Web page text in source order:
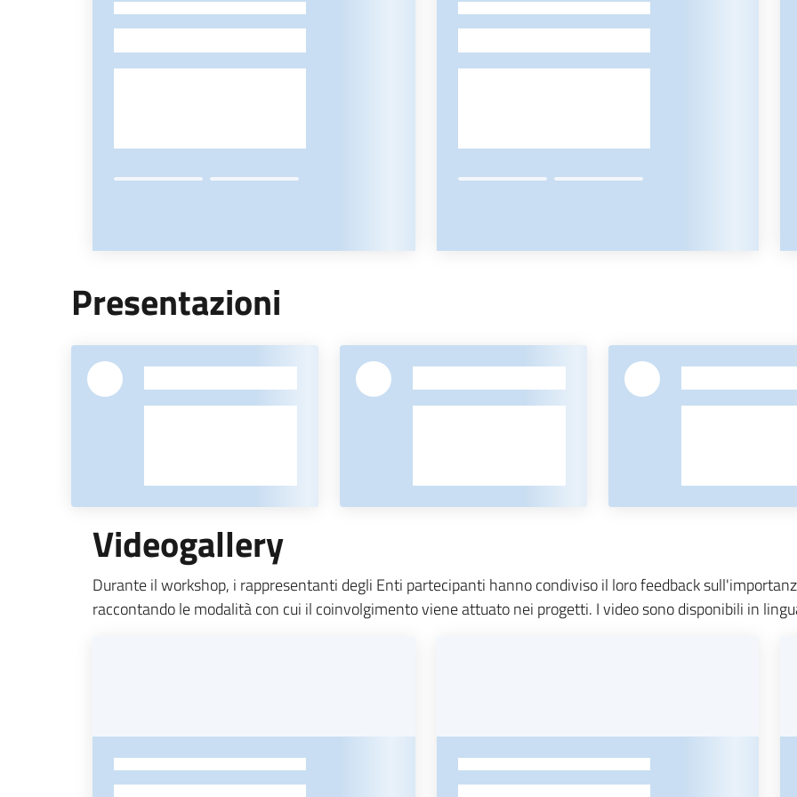
- -
Presentazioni
Videogallery
Durante il workshop, i rappresentanti degli Enti partecipanti hanno condiviso il loro feedback
raccontando le modalità con cui il coinvolgimento viene attuato nei progetti. I video sono disponibili in